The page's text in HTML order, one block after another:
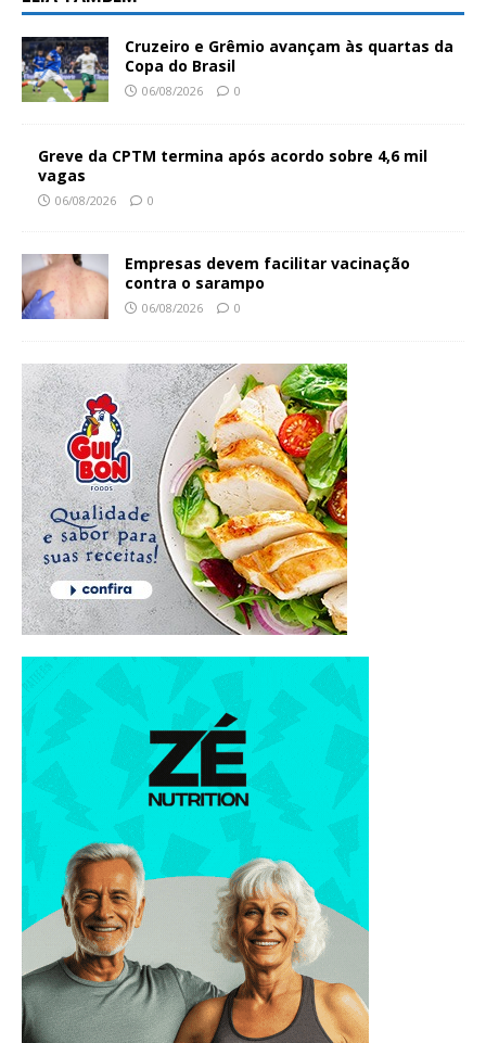
Cruzeiro e Grêmio avançam às quartas da
Copa do Brasil
06/08/2026 0
Greve da CPTM termina após acordo sobre 4,6 mil
vagas
06/08/2026 0
Empresas devem facilitar vacinação
contra o sarampo
06/08/2026 0